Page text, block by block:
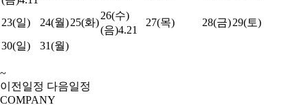
23(일) 24(월)25(화)
26(수)
(음)4.21
27(목) 28(금)29(토)
30(일) 31(월)
~
이전일정 다음일정
COMPANY